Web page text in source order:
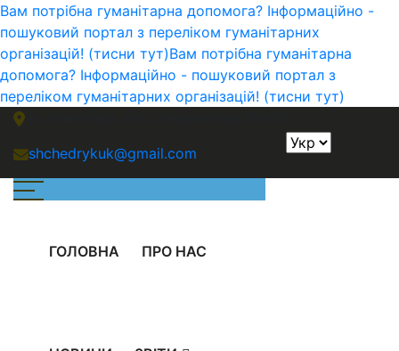
Вам потрібна гуманітарна допомога? Інформаційно -
пошуковий портал з переліком гуманітарних
організацій! (тисни тут)Вам потрібна гуманітарна
допомога? Інформаційно - пошуковий портал з
переліком гуманітарних організацій! (тисни тут)
shchedrykuk@gmail.com
ГОЛОВНА ПРО НАС